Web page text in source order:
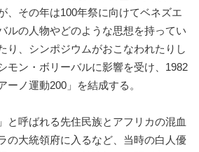
、その年は100年祭に向けてベネズエ
ルの人物やどのような思想を持ってい
り、シンポジウムがおこなわれたりし
モン・ボリーバルに影響を受け、1982
ーノ運動200」を結成する。
呼ばれる先住民族とアフリカの混血
の大統領府に入るなど、当時の白人優